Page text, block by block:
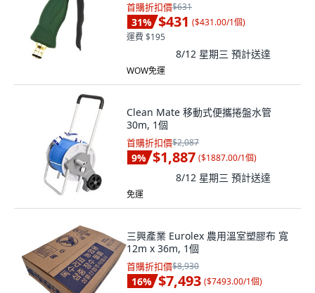
首購折扣價$631
31% $431 ($431.00/1個)
運費 $195
8/12 星期三 預計送達
WOW免運
Clean Mate 移動式便攜捲盤水管
30m, 1個
首購折扣價$2,087
9% $1,887 ($1887.00/1個)
8/12 星期三 預計送達
免運
三興產業 Eurolex 農用溫室塑膠布 寬
12m x 36m, 1個
首購折扣價$8,930
16% $7,493 ($7493.00/1個)